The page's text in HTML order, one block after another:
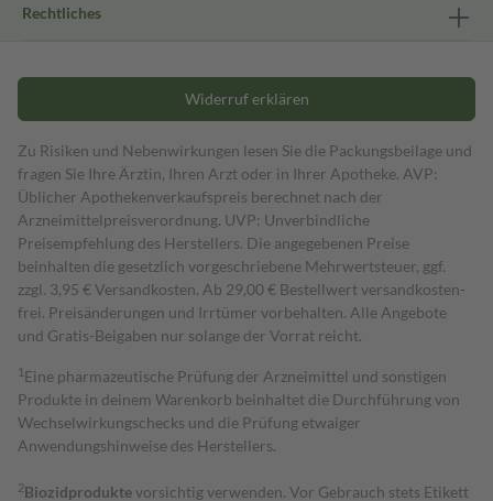
Rechtliches
Widerruf erklären
Zu Risiken und Nebenwirkungen lesen Sie die Packungsbeilage und
fragen Sie Ihre Ärztin, Ihren Arzt oder in Ihrer Apotheke. AVP:
Üblicher Apothekenverkaufspreis berechnet nach der
Arzneimittelpreisverordnung. UVP: Unverbindliche
Preisempfehlung des Herstellers. Die angegebenen Preise
beinhalten die gesetzlich vorgeschriebene Mehrwertsteuer, ggf.
zzgl. 3,95 € Versandkosten. Ab 29,00 € Bestell­wert versand­kosten­
frei. Preisänderungen und Irrtümer vorbehalten. Alle Angebote
und Gratis-Beigaben nur solange der Vorrat reicht.
1 Eine pharmazeutische Prüfung der Arzneimittel und sonstigen
Produkte in deinem Warenkorb beinhaltet die Durchführung von
Wechselwirkungschecks und die Prüfung etwaiger
Anwendungshinweise des Herstellers.
2Biozidproduktevorsichtig verwenden. Vor Gebrauch stets Etikett